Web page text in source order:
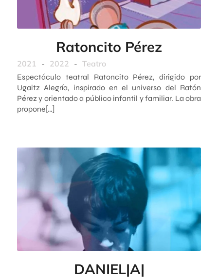
Ratoncito Pérez
2021 - 2022 - Teatro
Espectáculo teatral Ratoncito Pérez, dirigido por
Ugaitz Alegría, inspirado en el universo del Ratón
Pérez y orientado a público infantil y familiar. La obra
propone[…]
DANIEL|A|